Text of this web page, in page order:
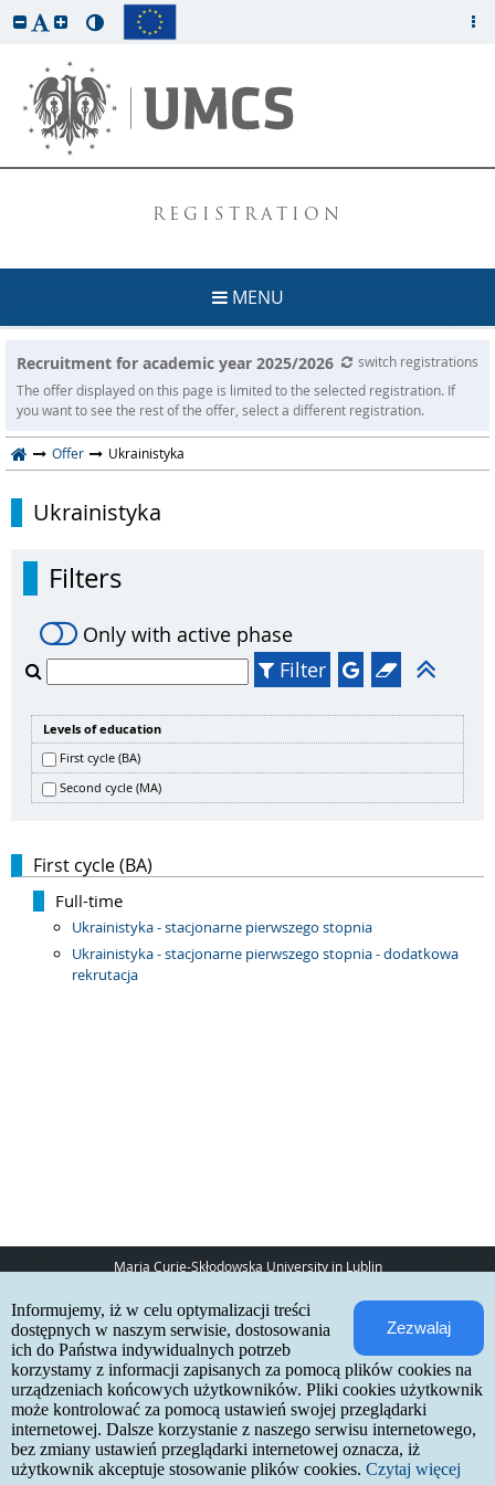
REGISTRATION
MENU
Recruitment for academic year 2025/2026
switch registrations
The offer displayed on this page is limited to the selected registration. If
you want to see the rest of the offer, select a different registration.
Offer Ukrainistyka
Ukrainistyka
Filters
Only with active phase
Filter
Levels of education
First cycle (BA)
Second cycle (MA)
First cycle (BA)
Full-time
Ukrainistyka - stacjonarne pierwszego stopnia
Ukrainistyka - stacjonarne pierwszego stopnia - dodatkowa
rekrutacja
Maria Curie-Skłodowska University in Lublin
20-031 Lublin
www: http://umcs.pl
Internetowa Rekrutacja Kandydatów
IRK 1.21.3 (6bf78478) :: 2026-06-17
site map
accessibility declaration
contact
Zezwalaj
Informujemy, iż w celu optymalizacji treści
dostępnych w naszym serwisie, dostosowania
ich do Państwa indywidualnych potrzeb
korzystamy z informacji zapisanych za pomocą plików cookies na
urządzeniach końcowych użytkowników. Pliki cookies użytkownik
może kontrolować za pomocą ustawień swojej przeglądarki
internetowej. Dalsze korzystanie z naszego serwisu internetowego,
bez zmiany ustawień przeglądarki internetowej oznacza, iż
użytkownik akceptuje stosowanie plików cookies. Czytaj więcej